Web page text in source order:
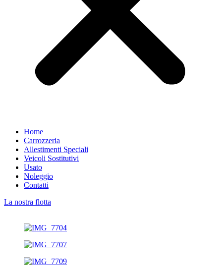
Home
Carrozzeria
Allestimenti Speciali
Veicoli Sostitutivi
Usato
Noleggio
Contatti
La nostra flotta